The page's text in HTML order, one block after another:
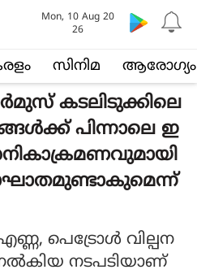
സിനിമ ആരോഗ്യം
Mon, 10 Aug 20
26
കടലിടുക്കിലെ
പിന്നാലെ ഇ
പെട്രോള്‍ വില്പന
നടപടിയാണ്